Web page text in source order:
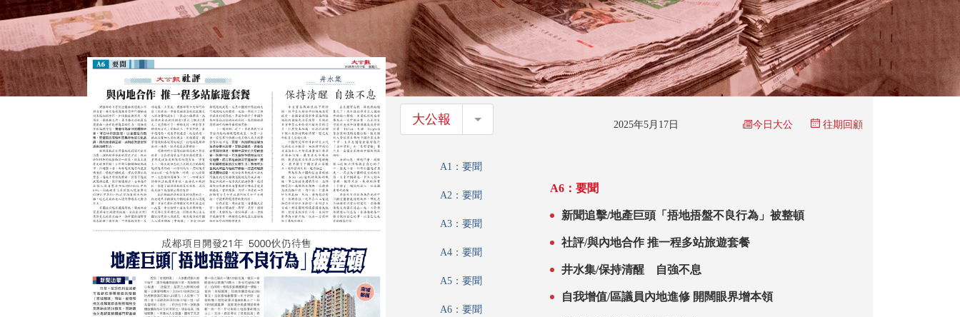
大公報 大公報 2025年5月17日 今日大公 往期回顧
A1：要聞
A2：要聞
A3：要聞
A4：要聞
A5：要聞
A6：要聞
A6：要聞
新聞追擊/地產巨頭「捂地捂盤不良行為」被整頓
社評/與內地合作 推一程多站旅遊套餐
井水集/保持清醒 自強不息
自我增值/區議員內地進修 開闊眼界增本領